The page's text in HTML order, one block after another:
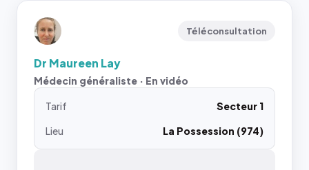
Téléconsultation
Dr Maureen Lay
Médecin généraliste · En vidéo
Tarif
Secteur 1
Lieu
La Possession (974)